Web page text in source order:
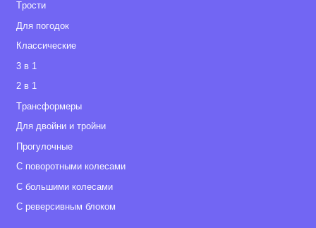
Tрости
Для погодок
Классические
3 в 1
2 в 1
Tрансформеры
Для двойни и тройни
Прогулочные
С поворотными колесами
С большими колесами
С реверсивным блоком